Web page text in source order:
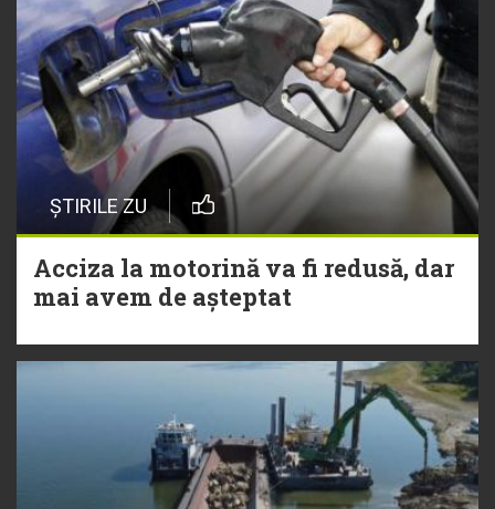
ȘTIRILE ZU
Acciza la motorină va fi redusă, dar
mai avem de așteptat